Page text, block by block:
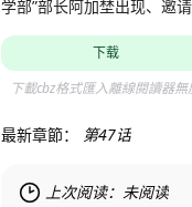
学部”部长阿加埜出现、邀
揭露残酷真相的、生物学恋
下载
下載cbz格式匯入離線閱讀器
最新章節： 第47话
上次阅读： 未阅读